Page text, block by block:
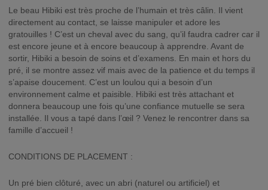
Le beau Hibiki est très proche de l’humain et très câlin. Il vient
directement au contact, se laisse manipuler et adore les
gratouilles ! C’est un cheval avec du sang, qu’il faudra cadrer car il
est encore jeune et à encore beaucoup à apprendre. Avant de
sortir, Hibiki a besoin de soins et d’examens. En main et hors du
pré, il se montre assez vif mais avec de la patience et du temps il
s’apaise doucement. C’est un loulou qui a besoin d’un
environnement calme et paisible. Hibiki est très attachant et
donnera beaucoup une fois qu’une confiance mutuelle se sera
installée. Il vous a tapé dans l’œil ? Venez le rencontrer dans sa
famille d’accueil !
CONDITIONS DE PLACEMENT :
Un pré bien clôturé, avec un abri (naturel ou artificiel) et